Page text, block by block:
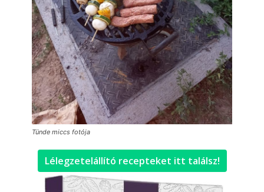
Tünde miccs fotója
Lélegzetelállító recepteket itt találsz!